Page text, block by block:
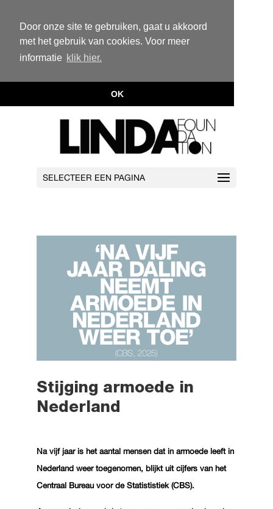
Door onze site te gebruiken, gaat u akkoord
met het gebruik van cookies. Voor meer
informatie klik hier.
OK
SELECTEER EEN PAGINA
Stijging armoede in
Nederland
Na vijf jaar is het aantal mensen dat in armoede leeft in
Nederland weer toegenomen, blijkt uit cijfers van het
Centraal Bureau voor de Statististiek (CBS).